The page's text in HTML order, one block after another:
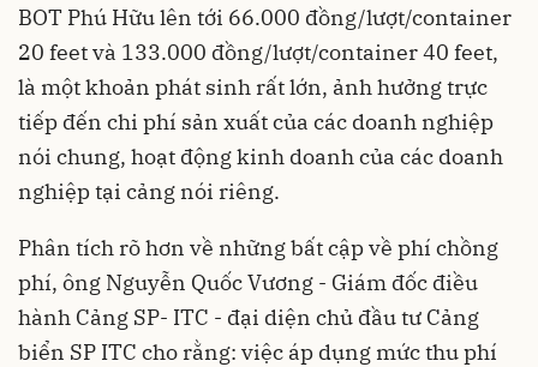
BOT Phú Hữu lên tới 66.000 đồng/lượt/container
20 feet và 133.000 đồng/lượt/container 40 feet,
là một khoản phát sinh rất lớn, ảnh hưởng trực
tiếp đến chi phí sản xuất của các doanh nghiệp
nói chung, hoạt động kinh doanh của các doanh
nghiệp tại cảng nói riêng.
Phân tích rõ hơn về những bất cập về phí chồng
phí, ông Nguyễn Quốc Vương - Giám đốc điều
hành Cảng SP- ITC - đại diện chủ đầu tư Cảng
biển SP ITC cho rằng: việc áp dụng mức thu phí